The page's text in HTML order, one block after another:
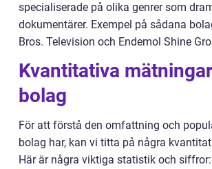
specialiserade på olika genrer som
dokumentärer. Exempel på sådana
Bros. Television och Endemol Shine
Kvantitativa
bolag
För att förstå den omfattning och
bolag har, kan vi titta på några
Här är några viktiga statistik och siffror: